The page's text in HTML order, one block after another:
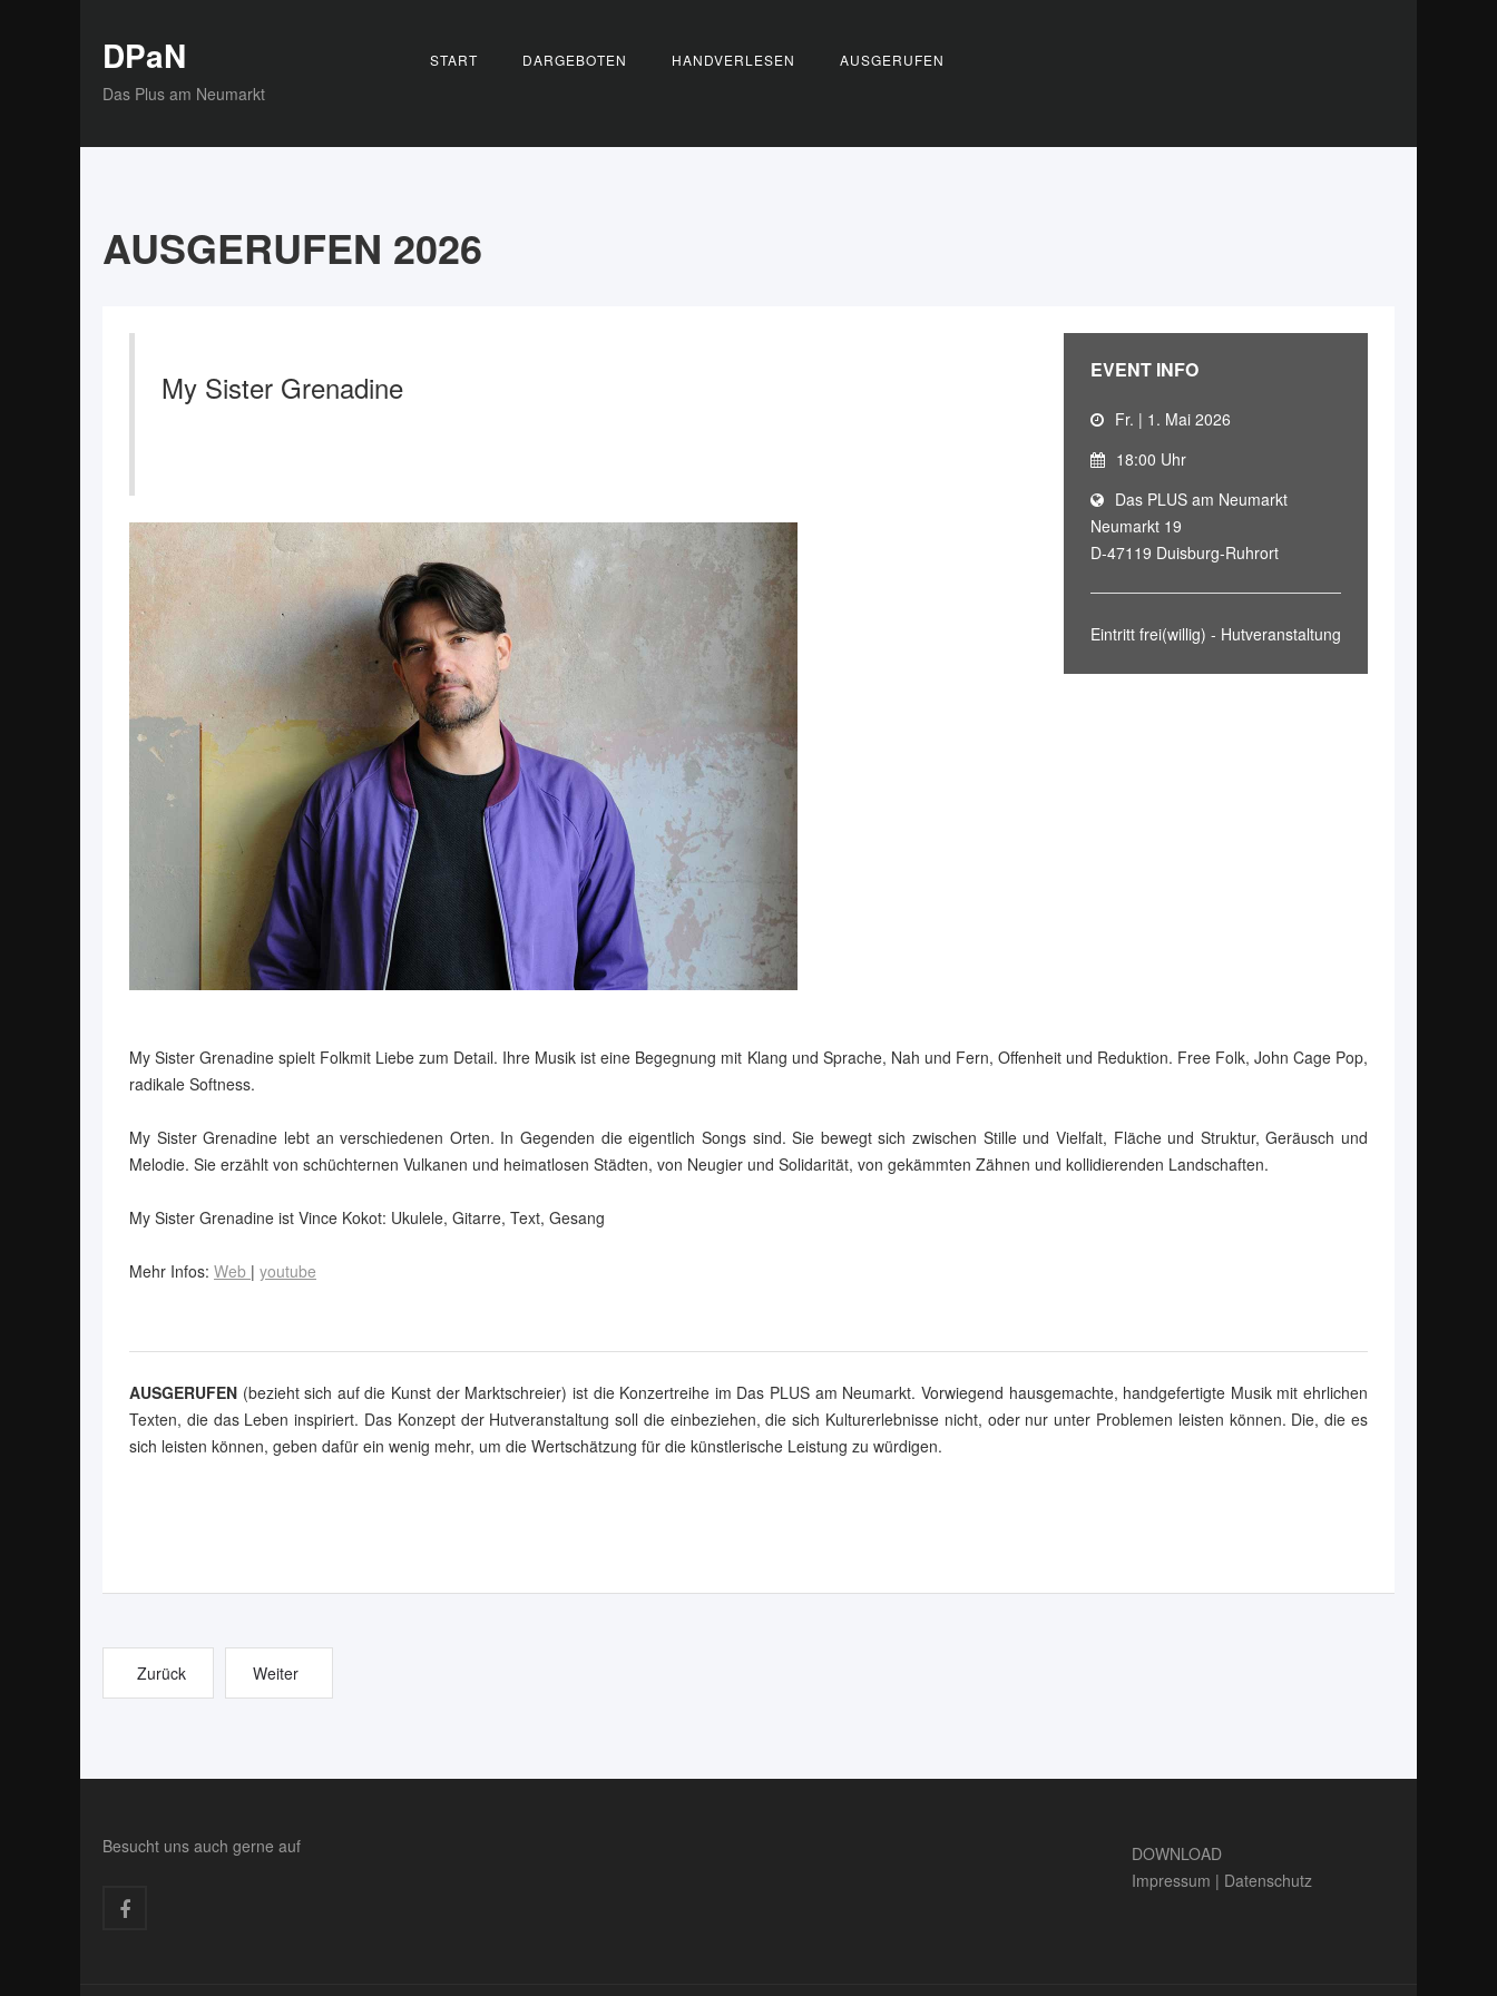
DPaN
Das Plus am Neumarkt
START DARGEBOTEN HANDVERLESEN AUSGERUFEN
AUSGERUFEN 2026
EVENT INFO
Fr. | 1. Mai 2026
18:00 Uhr
Das PLUS am Neumarkt
Neumarkt 19
D-47119 Duisburg-Ruhrort
Eintritt frei(willig) - Hutveranstaltung
My Sister Grenadine
My Sister Grenadine spielt Folkmit Liebe zum Detail. Ihre Musik ist eine Begegnung mit Klang und Sprache, Nah und Fern, Offenheit und Reduktion. Free Folk, John Cage Pop,
radikale Softness.
My Sister Grenadine lebt an verschiedenen Orten. In Gegenden die eigentlich Songs sind. Sie bewegt sich zwischen Stille und Vielfalt, Fläche und Struktur, Geräusch und
Melodie. Sie erzählt von schüchternen Vulkanen und heimatlosen Städten, von Neugier und Solidarität, von gekämmten Zähnen und kollidierenden Landschaften.
My Sister Grenadine ist Vince Kokot: Ukulele, Gitarre, Text, Gesang
Mehr Infos: Web | youtube
AUSGERUFEN (bezieht sich auf die Kunst der Marktschreier) ist die Konzertreihe im Das PLUS am Neumarkt. Vorwiegend hausgemachte, handgefertigte Musik mit ehrlichen
Texten, die das Leben inspiriert. Das Konzept der Hutveranstaltung soll die einbeziehen, die sich Kulturerlebnisse nicht, oder nur unter Problemen leisten können. Die, die es
sich leisten können, geben dafür ein wenig mehr, um die Wertschätzung für die künstlerische Leistung zu würdigen.
Zurück Weiter
Besucht uns auch gerne auf
DOWNLOAD
Impressum | Datenschutz